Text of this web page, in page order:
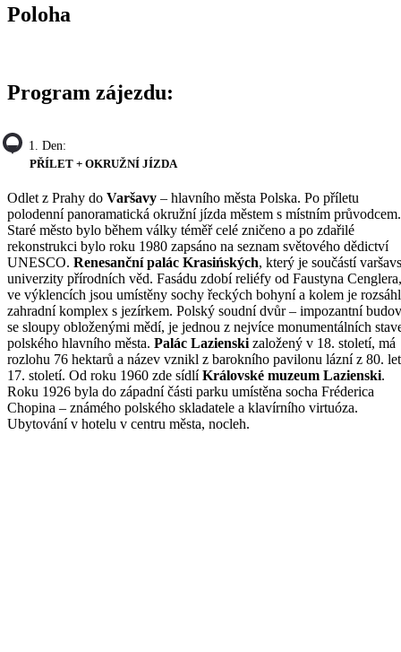
Poloha
Program zájezdu:
1. Den:
PŘÍLET + OKRUŽNÍ JÍZDA
Odlet z Prahy do Varšavy – hlavního města Polska. Po příletu
polodenní panoramatická okružní jízda městem s místním průvodcem.
Staré město bylo během války téměř celé zničeno a po zdařilé
rekonstrukci bylo roku 1980 zapsáno na seznam světového dědictví
UNESCO. Renesanční palác Krasińských, který je součástí
univerzity přírodních věd. Fasádu zdobí reliéfy od Faustyna Cenglera,
ve výklencích jsou umístěny sochy řeckých bohyní a kolem je
zahradní komplex s jezírkem. Polský soudní dvůr – impozantní
se sloupy obloženými mědí, je jednou z nejvíce monumentálních
polského hlavního města. Palác Lazienski založený v 18. století, má
rozlohu 76 hektarů a název vznikl z barokního pavilonu lázní z 80. let
17. století. Od roku 1960 zde sídlíKrálovské muzeum Lazienski.
Roku 1926 byla do západní části parku umístěna socha Fréderica
Chopina – známého polského skladatele a klavírního virtuóza.
Ubytování v hotelu v centru města, nocleh.